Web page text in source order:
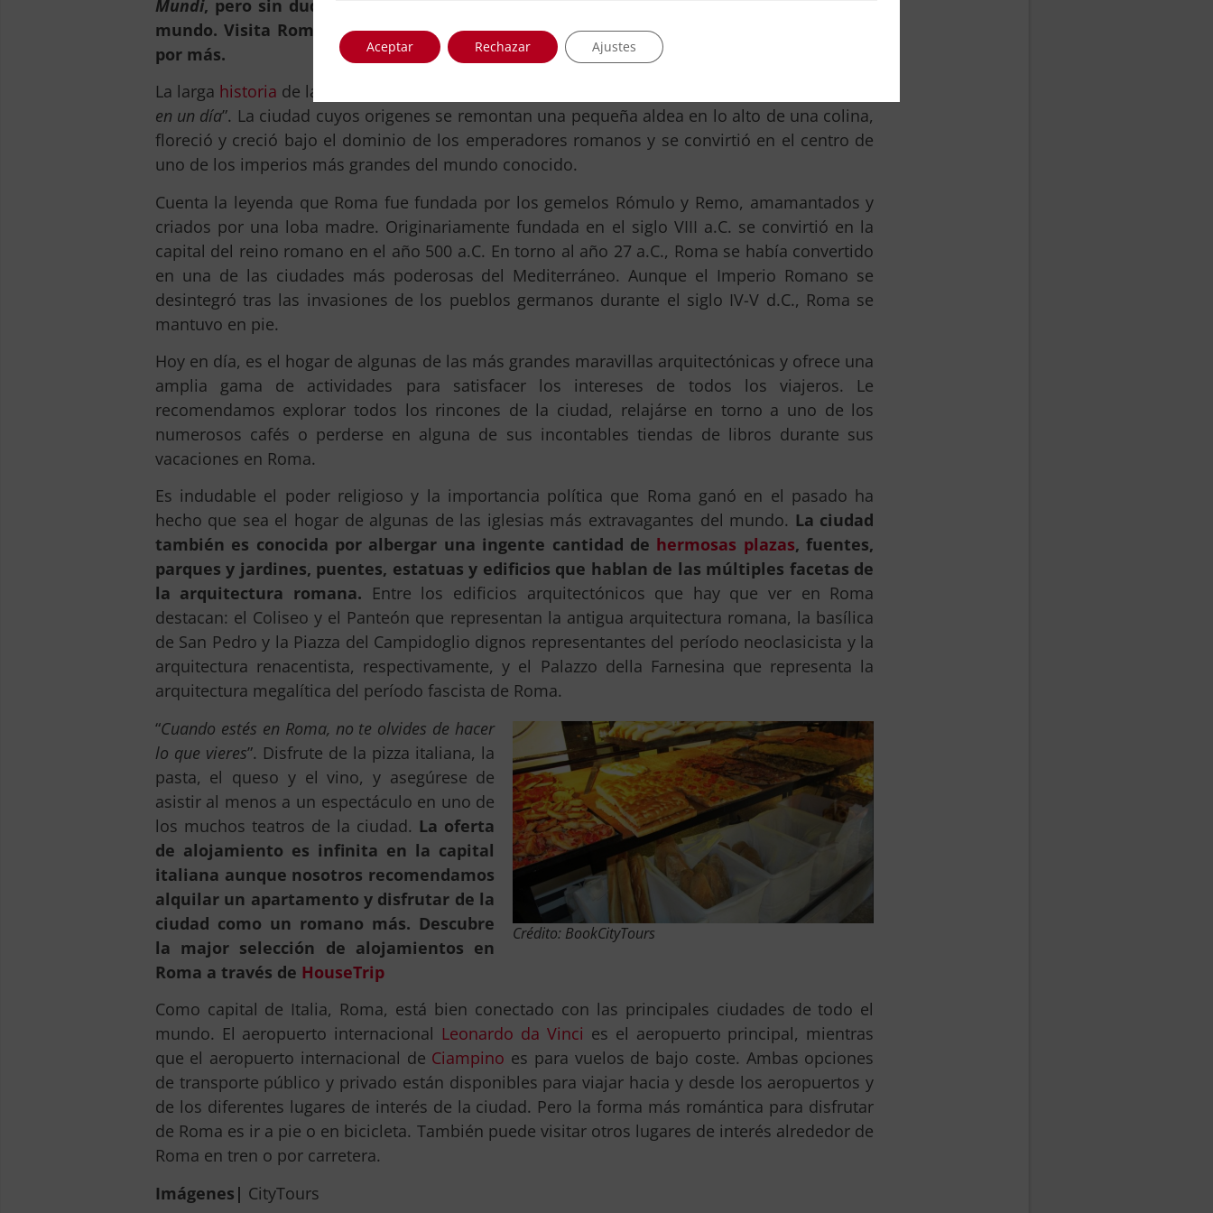
Mundi, pero sin duda es uno de los lugares de visita obligada para viajeros de todo el
mundo. Visita Roma tan sólo una vez, y te seguro que te quedas con ganas de volver
por más.
La larga historia de la capital italiana nos indica que una cosa es segura: “
en un día”. La ciudad cuyos origenes se remontan una pequeña aldea en lo alto de una colina,
floreció y creció bajo el dominio de los emperadores romanos y se convirtió en el centro de
uno de los imperios más grandes del mundo conocido.
Cuenta la leyenda que Roma fue fundada por los gemelos Rómulo y Remo, amamantados y
criados por una loba madre. Originariamente fundada en el siglo VIII a.C. se convirtió en la
capital del reino romano en el año 500 a.C. En torno al año 27 a.C., Roma se había convertido
en una de las ciudades más poderosas del Mediterráneo. Aunque el Imperio Romano se
desintegró tras las invasiones de los pueblos germanos durante el siglo IV-V d.C., Roma se
mantuvo en pie.
Hoy en día, es el hogar de algunas de las más grandes maravillas arquitectónicas y ofrece una
amplia gama de actividades para satisfacer los intereses de todos los viajeros. Le
recomendamos explorar todos los rincones de la ciudad, relajárse en torno a uno de los
numerosos cafés o perderse en alguna de sus incontables tiendas de libros durante sus
vacaciones en Roma.
Es indudable el poder religioso y la importancia política que Roma ganó en el pasado ha
hecho que sea el hogar de algunas de las iglesias más extravagantes del mundo. La ciudad
también es conocida por albergar una ingente cantidad de hermosas plazas, fuentes,
parques y jardines, puentes, estatuas y edificios que hablan de las múltiples facetas de
la arquitectura romana. Entre los edificios arquitectónicos que hay que ver en Roma
destacan: el Coliseo y el Panteón que representan la antigua arquitectura romana, la basílica
de San Pedro y la Piazza del Campidoglio dignos representantes del período neoclasicista y la
arquitectura renacentista, respectivamente, y el Palazzo della Farnesina que representa la
arquitectura megalítica del período fascista de Roma.
Crédito: BookCityTours
“Cuando estés en Roma, no te olvides de hacer
lo que vieres”. Disfrute de la pizza italiana, la
pasta, el queso y el vino, y asegúrese de
asistir al menos a un espectáculo en uno de
los muchos teatros de la ciudad. La oferta
de alojamiento es infinita en la capital
italiana aunque nosotros recomendamos
alquilar un apartamento y disfrutar de la
ciudad como un romano más. Descubre
la major selección de alojamientos en
Roma a través de HouseTrip
Como capital de Italia, Roma, está bien conectado con las principales ciudades de todo el
mundo. El aeropuerto internacional Leonardo da Vinci es el aeropuerto principal, mientras
que el aeropuerto internacional de Ciampino es para vuelos de bajo coste. Ambas opciones
de transporte público y privado están disponibles para viajar hacia y desde los aeropuertos y
de los diferentes lugares de interés de la ciudad. Pero la forma más romántica para disfrutar
de Roma es ir a pie o en bicicleta. También puede visitar otros lugares de interés alrededor de
Roma en tren o por carretera.
Imágenes| CityTours
Aceptar Rechazar Ajustes